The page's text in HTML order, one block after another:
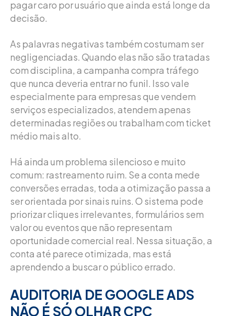
pagar caro por usuário que ainda está longe da
decisão.
As palavras negativas também costumam ser
negligenciadas. Quando elas não são tratadas
com disciplina, a campanha compra tráfego
que nunca deveria entrar no funil. Isso vale
especialmente para empresas que vendem
serviços especializados, atendem apenas
determinadas regiões ou trabalham com ticket
médio mais alto.
Há ainda um problema silencioso e muito
comum: rastreamento ruim. Se a conta mede
conversões erradas, toda a otimização passa a
ser orientada por sinais ruins. O sistema pode
priorizar cliques irrelevantes, formulários sem
valor ou eventos que não representam
oportunidade comercial real. Nessa situação, a
conta até parece otimizada, mas está
aprendendo a buscar o público errado.
AUDITORIA DE GOOGLE ADS
NÃO É SÓ OLHAR CPC